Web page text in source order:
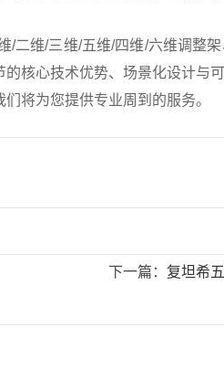
维/三维/五维/四维/六维调整
核心技术优势、场景化设计与
将为您提供专业周到的服务。
下一篇： 复坦希